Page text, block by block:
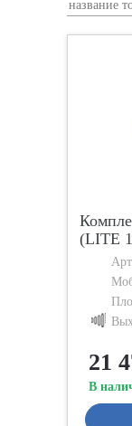
(LITE
21
В